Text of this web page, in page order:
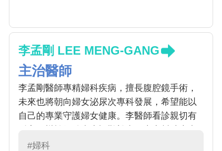
李孟剛 LEE MENG-GANG
主治醫師
李孟剛醫師專精婦科疾病，擅長腹腔鏡手術，
未來也將朝向婦女泌尿次專科發展，希望能以
自己的專業守護婦女健康。李醫師看診親切有
解決婦產相關問題，是年輕又值得信任的好醫
#婦科